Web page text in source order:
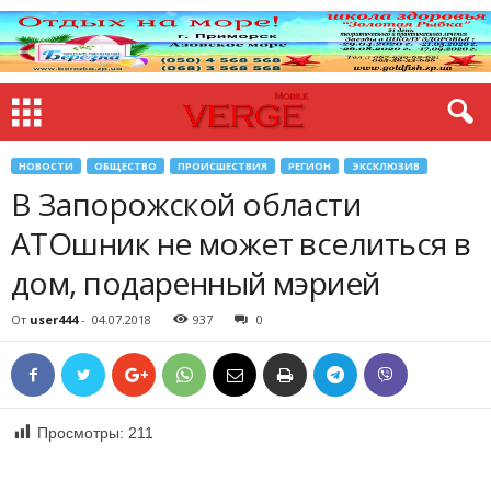
НОВОСТИ ОБЩЕСТВО ПРОИСШЕСТВИЯ РЕГИОН ЭКСКЛЮЗИВ
В Запорожской области
АТОшник не может вселиться в
дом, подаренный мэрией
От user444- 04.07.2018 937 0
Просмотры: 211